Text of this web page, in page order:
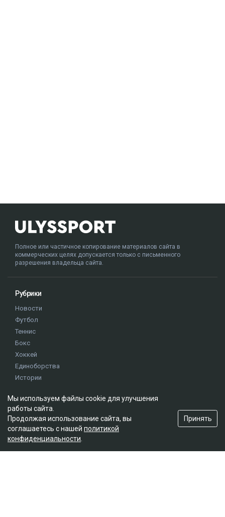
Полное или частичное копирование материалов сайта в
коммерческих целях допускается только с письменного
разрешения владельца сайта.
Рубрики
Новости
Футбол
Теннис
Бокс
Хоккей
Единоборства
Истории
Редакция
О проекте
Правила сайта
Мы используем файлы cookie для улучшения
работы сайта.
Продолжая использование сайта, вы
соглашаетесь с нашей политикой
конфиденциальности
Принять